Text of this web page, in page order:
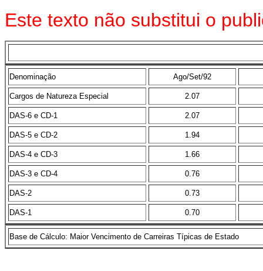
Este texto não substitui o
Denominação Ago/Set/92
Cargos de Natureza Especial 2.07
DAS-6 e CD-1 2.07
DAS-5 e CD-2 1.94
DAS-4 e CD-3 1.66
DAS-3 e CD-4 0.76
DAS-2 0.73
DAS-1 0.70
Base de Cálculo: Maior Vencimento de Carreiras Típicas de Estado